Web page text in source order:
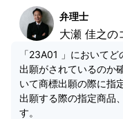
弁理士
大瀬 佳之の
「23A01 」において
出願がされているのか
いて商標出願の際に指
出願する際の指定商品
す。